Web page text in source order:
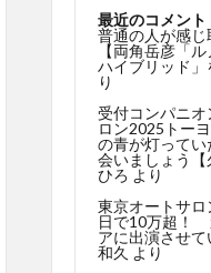
最近のコメント
普通の人が感
【両角岳彦「
ハイブリッド」
り
受付コンパニ
ロン2025トー
の青が灯って
会いましょう【
ひろ より
東京オートサ
日で10万超！
アに出演させ
和久 より